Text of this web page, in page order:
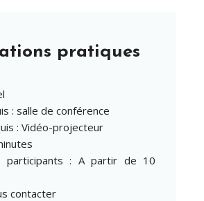
pratiques
: salle de conférence
: Vidéo-projecteur
participants : A partir de 10
contacter